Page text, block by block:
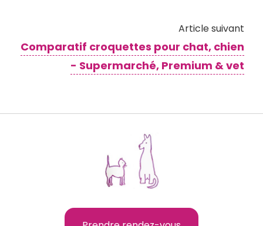
Article suivant
Comparatif croquettes pour chat, chien
- Supermarché, Premium & vet